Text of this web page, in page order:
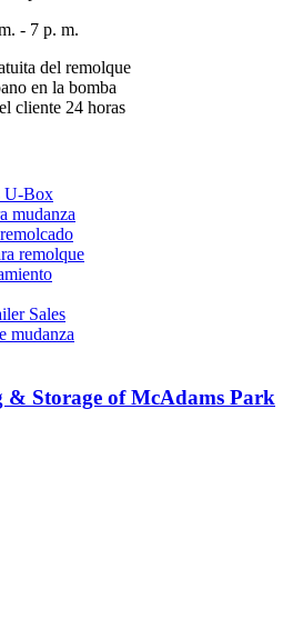
- 7 p. m.
del remolque
en la bomba
cliente 24 horas
U-Box
mudanza
remolque
Sales
mudanza
Storage of McAdams Park